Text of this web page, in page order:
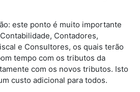
este ponto é muito importante
Contadores,
e Consultores, os quais terão
tempo com os tributos da
com os novos tributos. Isto
custo adicional para todos.